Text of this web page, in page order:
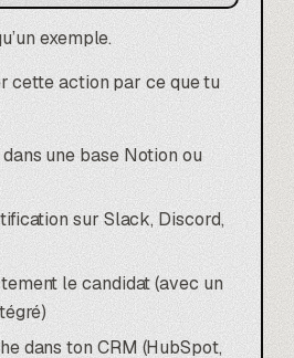
exemple.
cette action par ce que tu
une base Notion ou
sur Slack, Discord,
le candidat (avec un
dans ton CRM (HubSpot,